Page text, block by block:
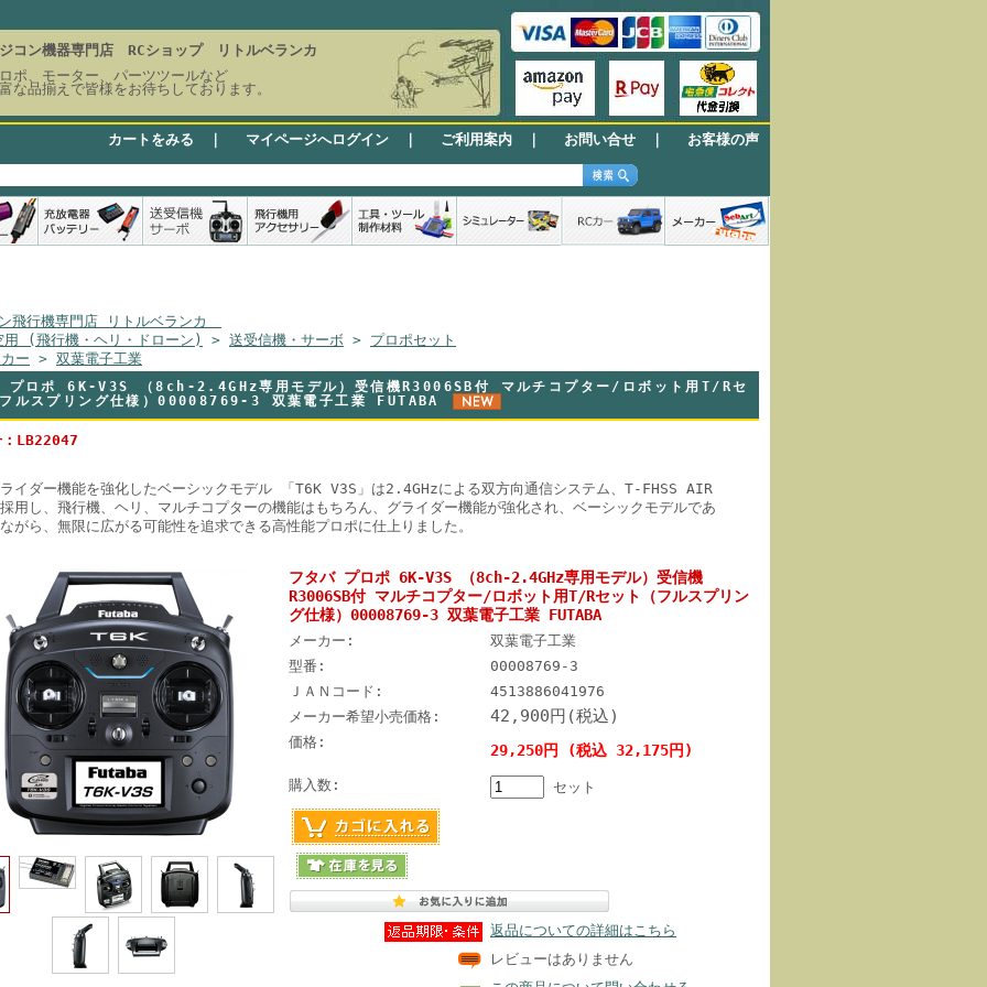
コン機器専門店 RCショップ リトルベランカ
ポ、モーター、パーツツールなど
な品揃えで皆様をお待ちしております。
カートをみる マイページへログイン ご利用案内 お問い合せ お客様の声
飛行機専門店 リトルベランカ
用 (飛行機・ヘリ・ドローン)
> 送受信機・サーボ > プロポセット
ー > 双葉電子工業
プロポ 6K-V3S （8ch-2.4GHz専用モデル）受信機R3006SB付 マルチコプター/ロボット用T/Rセ
ルスプリング仕様）00008769-3 双葉電子工業 FUTABA
LB22047
イダー機能を強化したベーシックモデル 「T6K V3S」は2.4GHzによる双方向通信システム、T-FHSS AIR
用し、飛行機、ヘリ、マルチコプターの機能はもちろん、グライダー機能が強化され、ベーシックモデルであ
がら、無限に広がる可能性を追求できる高性能プロポに仕上りました。
フタバ プロポ 6K-V3S （8ch-2.4GHz専用モデル）受信機
R3006SB付 マルチコプター/ロボット用T/Rセット（フルスプリン
グ仕様）00008769-3 双葉電子工業 FUTABA
メーカー:
双葉電子工業
型番:
00008769-3
ＪＡＮコード:
4513886041976
メーカー希望小売価格:
42,900円(税込)
価格: 29,250円 (税込 32,175円)
購入数: セット
返品についての詳細はこちら
レビューはありません